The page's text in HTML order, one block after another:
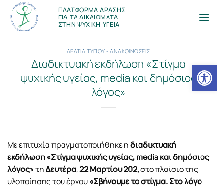
Μετάβαση
στο
περιεχόμενο
ΠΛΑΤΦΟΡΜΑ ΔΡΑΣΗΣ
ΓΙΑ ΤΑ ΔΙΚΑΙΩΜΑΤΑ
ΣΤΗΝ ΨΥΧΙΚΗ ΥΓΕΙΑ
ΔΕΛΤΙΑ ΤΥΠΟΥ - ΑΝΑΚΟΙΝΩΣΕΙΣ
Διαδικτυακή εκδήλωση «Στίγμα
ψυχικής υγείας, media και δημόσιος
λόγος»
Mε επιτυχία πραγματοποιήθηκε ηδιαδικτυακή
εκδήλωση «Στίγμα ψυχικής υγείας, media και δημόσιος
λόγος»τηΔευτέρα, 22 Μαρτίου 202,στο πλαίσιο της
υλοποίησης του έργου«Σβήνουμε το στίγμα. Στο λόγο